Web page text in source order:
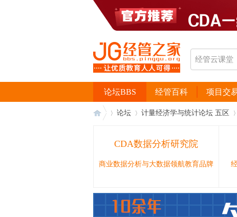
经管百科 项目交
论坛BBS
论坛 计量经济学与统计论坛 五区
CDA数据分析研究院
商业数据分析与大数据领航教育品牌